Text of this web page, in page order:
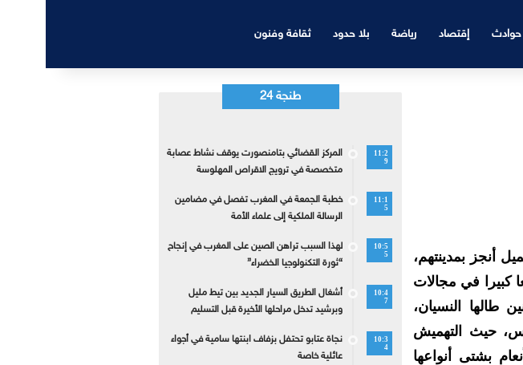
حوادث إقتصاد رياضة بلا حدود ثقافة وفنون
أنجز بمدينتهم،
كبيرا في مجالات
طالها النسيان،
حيث التهميش
بشتى أنواعها
طنجة 24
11:2
9
المركز القضائي بتامنصورت يوقف نشاط عصابة
متخصصة في ترويج الاقراص المهلوسة
11:1
5
خطبة الجمعة في المغرب تفصل في مضامين
الرسالة الملكية إلى علماء الأمة
10:5
5
لهذا السبب تراهن الصين على المغرب في إنجاح
“ثورة التكنولوجيا الخضراء”
10:4
7
أشغال الطريق السيار الجديد بين تيط مليل
وبرشيد تدخل مراحلها الأخيرة قبل التسليم
10:3
4
نجاة عتابو تحتفل بزفاف ابنتها سامية في أجواء
عائلية خاصة